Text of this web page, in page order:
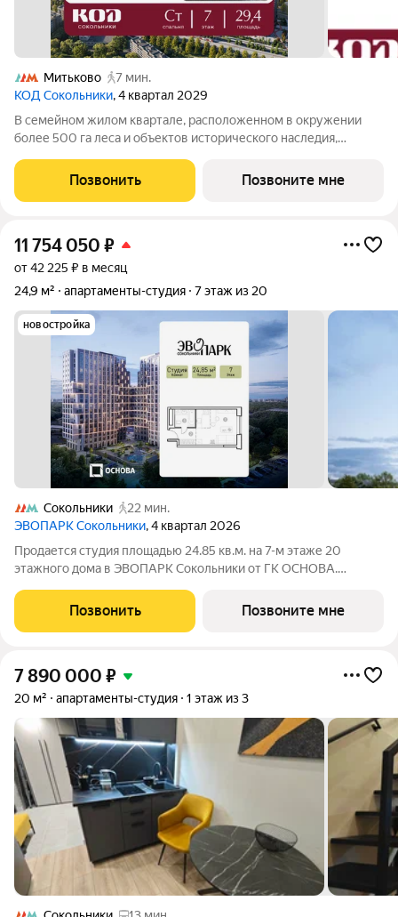
Митьково
7 мин.
КОД Сокольники, 4 квартал 2029
В семейном жилом квартале, расположенном в окружении
более 500 га леса и объектов исторического наследия,
Квартира расположена на 7 этаже 12-этажного корпуса №2.1
жилого квартала
Позвонить Позвоните мне
11 754 050 ₽
от 42 225 ₽ в месяц
24,9 м²
апартаменты-студия 7 этаж из 20
новостройка
Сокольники
22 мин.
ЭВОПАРК Сокольники, 4 квартал 2026
Продается студия площадью 24.85 кв.м. на 7-м этаже 20
этажного дома в ЭВОПАРК Сокольники от ГК ОСНОВА.
Преображенское, в 300 метрах от парка Сокольники.
"ЭВОПАРК Сокольники" расположен на
Позвонить Позвоните мне
7 890 000 ₽
20 м² апартаменты-студия 1 этаж из 3